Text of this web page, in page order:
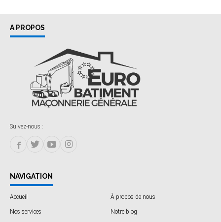
A PROPOS
Suivez-nous :
NAVIGATION
Accueil À propos de nous
Nos services Notre blog